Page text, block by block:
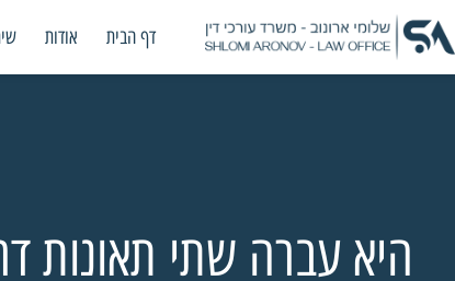
דף הבית אודות
היא עברה שתי תאונות